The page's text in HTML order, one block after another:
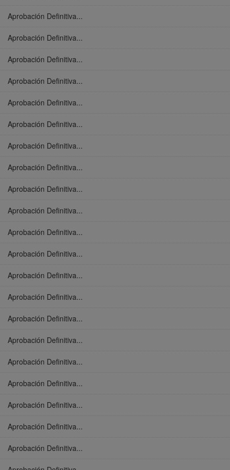
Aprobación Definitiva...
Aprobación Definitiva...
Aprobación Definitiva...
Aprobación Definitiva...
Aprobación Definitiva...
Aprobación Definitiva...
Aprobación Definitiva...
Aprobación Definitiva...
Aprobación Definitiva...
Aprobación Definitiva...
Aprobación Definitiva...
Aprobación Definitiva...
Aprobación Definitiva...
Aprobación Definitiva...
Aprobación Definitiva...
Aprobación Definitiva...
Aprobación Definitiva...
Aprobación Definitiva...
Aprobación Definitiva...
Aprobación Definitiva...
Aprobación Definitiva...